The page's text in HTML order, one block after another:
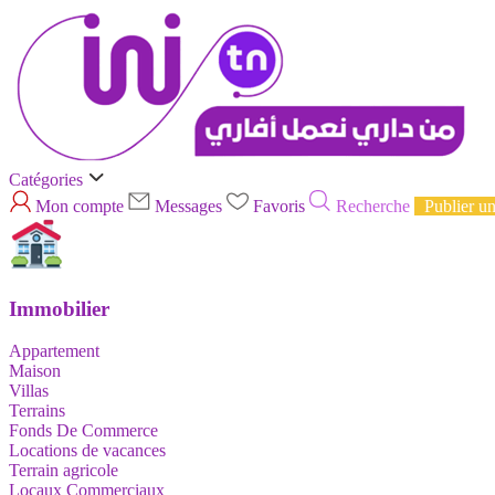
Catégories
Mon compte
Messages Favoris Recherche Publier
Immobilier
Appartement
Maison
Villas
Terrains
Fonds De Commerce
Locations de vacances
Terrain agricole
Locaux Commerciaux